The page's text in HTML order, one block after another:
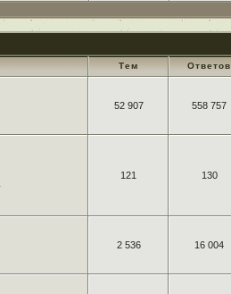
Тем Ответов
52 907 558 757
121 130
2 536 16 004